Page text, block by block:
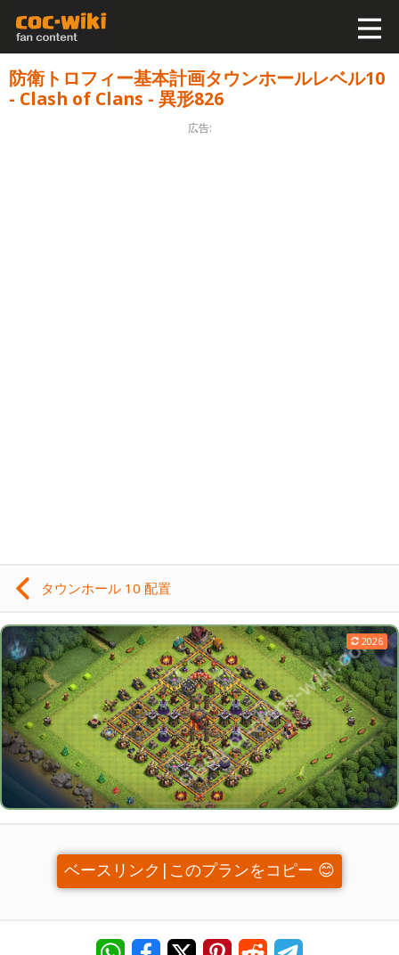
防衛トロフィー基本計画タウンホールレベル10
- Clash of Clans - 異形826
広告:
タウンホール 10 配置
2026
ベースリンク|このプランをコピー 😊